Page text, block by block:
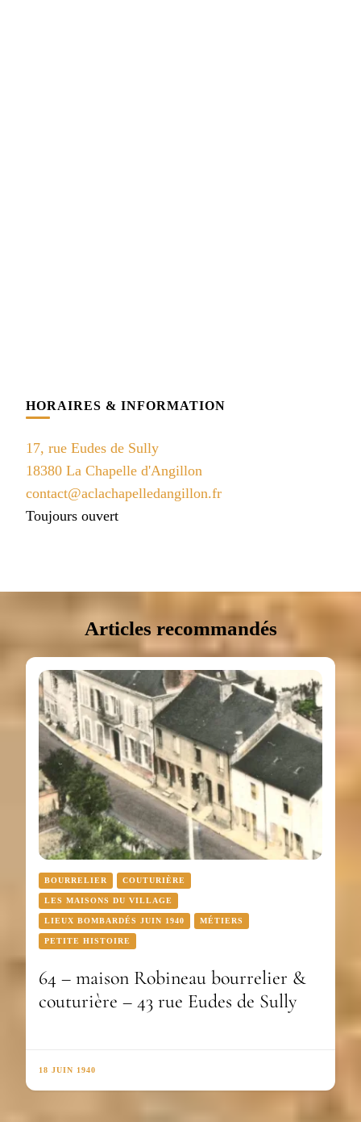
HORAIRES & INFORMATION
17, rue Eudes de Sully
18380 La Chapelle d'Angillon
contact@aclachapelledangillon.fr
Toujours ouvert
Articles recommandés
BOURRELIER COUTURIÈRE
LES MAISONS DU VILLAGE
LIEUX BOMBARDÉS JUIN 1940 MÉTIERS
PETITE HISTOIRE
64 – maison Robineau bourrelier &
couturière – 43 rue Eudes de Sully
18 JUIN 1940